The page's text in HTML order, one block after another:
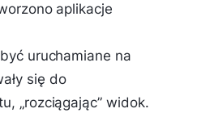
aplikacje
uruchamiane na
się do
„rozciągając” widok.